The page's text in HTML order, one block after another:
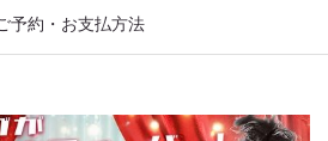
予約・お支払方法